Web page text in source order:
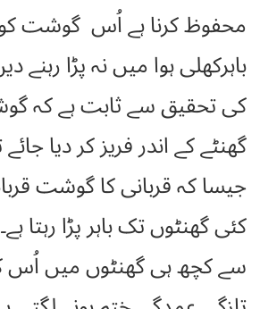
محفوظ کرنا ہے اُس گوشت کو
باہرکھلی ہوا میں نہ پڑا رہنے
کی تحقیق سے ثابت ہے کہ
گھنٹے کے اندر فریز کر دیا جائے
جیسا کہ قربانی کا گوشت
کئی گھنٹوں تک باہر پڑا
سے کچھ ہی گھنٹوں میں اُس